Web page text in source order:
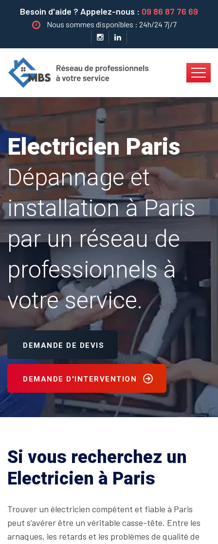
Besoin d'aide ? Appelez-nous : 09 86 87 76 69
Nous sommes disponibles : 24h/24 7j/7
Electricien Paris
Dépannage et
installation à Paris
par un réseau de
professionnels à
votre service.
DEMANDE DE DEVIS
DEMANDE D'INTERVENTION
Si vous recherchez un
Electricien à Paris
Trouver un électricien compétent et fiable à Paris
peut s’avérer être un véritable casse-tête. Entre les
arnaques, les retards et les problèmes de qualité de